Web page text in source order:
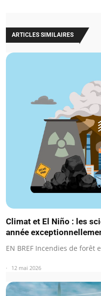
ARTICLES SIMILAIRES
Climat et El Niño : les
année
EN BREF Incendies de forêt
12 mai 2026